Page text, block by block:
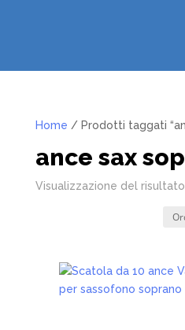
Home / Prodotti taggati
ance sax
Visualizzazione del risultato